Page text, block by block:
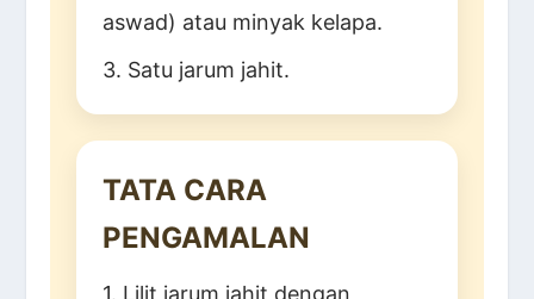
aswad) atau minyak kelapa.
3. Satu jarum jahit.
TATA CARA
PENGAMALAN
1. Lilit jarum jahit dengan